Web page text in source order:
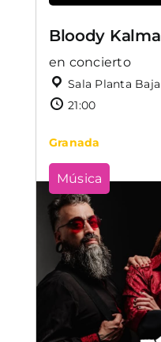
Bloody Kalma
en concierto
Sala Planta Baja
21:00
Granada
Música